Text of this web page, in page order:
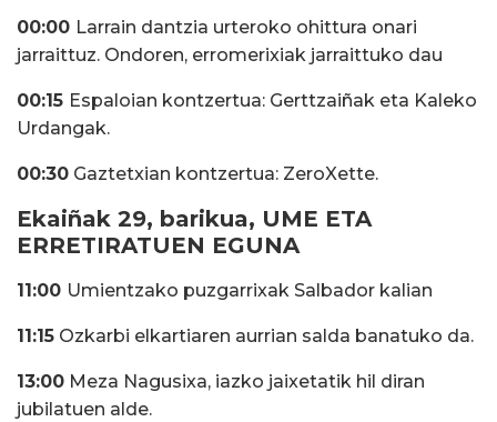
00:00 Larrain dantzia urteroko ohittura onari
jarraittuz. Ondoren, erromerixiak jarraittuko dau
00:15 Espaloian kontzertua: Gerttzaiñak eta Kaleko
Urdangak.
00:30 Gaztetxian kontzertua: ZeroXette.
Ekaiñak 29, barikua, UME ETA
ERRETIRATUEN EGUNA
11:00 Umientzako puzgarrixak Salbador kalian
11:15 Ozkarbi elkartiaren aurrian salda banatuko da.
13:00 Meza Nagusixa, iazko jaixetatik hil diran
jubilatuen alde.